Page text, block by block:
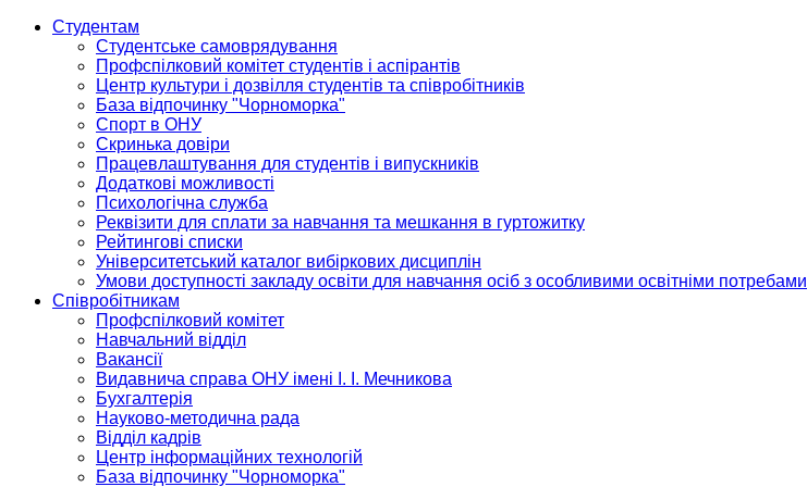
Студентам
Студентське самоврядування
Профспілковий комітет студентів і аспірантів
Центр культури і дозвілля студентів та співробітників
База відпочинку "Чорноморка"
Спорт в ОНУ
Скринька довіри
Працевлаштування для студентів і випускників
Додаткові можливості
Психологічна служба
Реквізити для сплати за навчання та мешкання в гуртожитку
Рейтингові списки
Університетський каталог вибіркових дисциплін
Умови доступності закладу освіти для навчання осіб з особливими освітніми потребами
Співробітникам
Профспілковий комітет
Навчальний відділ
Вакансії
Видавнича справа ОНУ імені І. І. Мечникова
Бухгалтерія
Науково-методична рада
Відділ кадрів
Центр інформаційних технологій
База відпочинку "Чорноморка"